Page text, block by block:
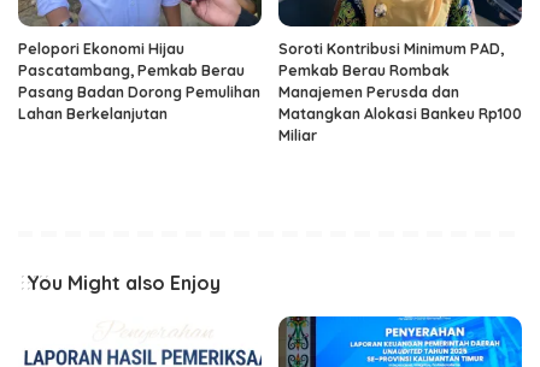
Pelopori Ekonomi Hijau
Pascatambang, Pemkab Berau
Pasang Badan Dorong Pemulihan
Lahan Berkelanjutan
Soroti Kontribusi Minimum PAD,
Pemkab Berau Rombak
Manajemen Perusda dan
Matangkan Alokasi Bankeu Rp100
Miliar
You Might also Enjoy